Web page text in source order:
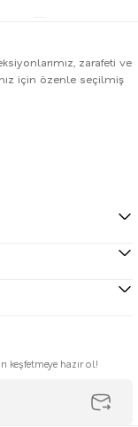
zarafeti ve
için özenle seçilmiş
hazır ol!